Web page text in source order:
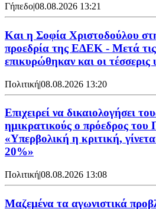
Γήπεδο|08.08.2026 13:21
Και η Σοφία Χριστοδούλου
προεδρία της ΕΔΕΚ - Μετά τις
επικυρώθηκαν και οι
Πολιτική|08.08.2026 13:20
Επιχειρεί να δικαιολογήσει
ημικρατικούς ο πρόεδρος του
«Υπερβολική η κριτική,
20%»
Πολιτική|08.08.2026 13:08
Μαζεμένα τα αγωνιστικά